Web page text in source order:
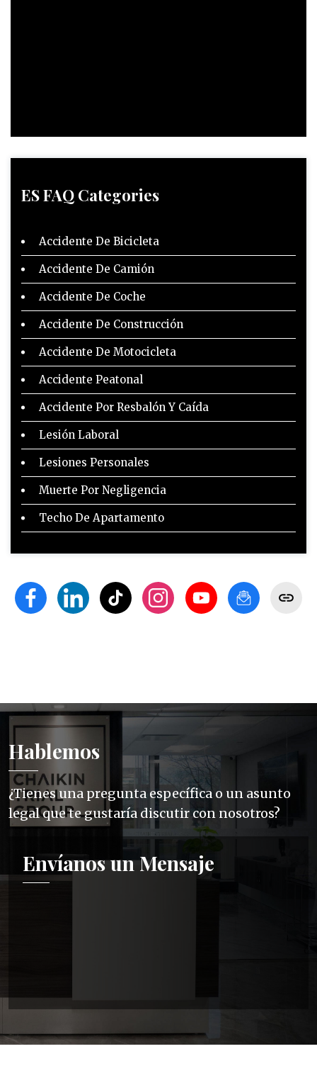
ES FAQ Categories
Accidente De Bicicleta
Accidente De Camión
Accidente De Coche
Accidente De Construcción
Accidente De Motocicleta
Accidente Peatonal
Accidente Por Resbalón Y Caída
Lesión Laboral
Lesiones Personales
Muerte Por Negligencia
Techo De Apartamento
Hablemos
¿Tienes una pregunta específica o un asunto
legal que te gustaría discutir con nosotros?
Envíanos un Mensaje